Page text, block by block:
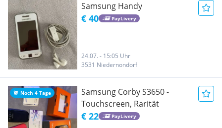
Samsung Handy
€ 40 PayLivery
24.07. - 15:05 Uhr
3531 Niedernondorf
Noch 4 Tage
Samsung Corby S3650 -
Touchscreen, Rarität
€ 22 PayLivery